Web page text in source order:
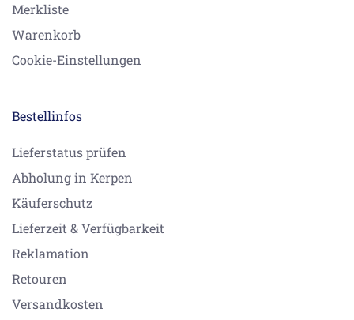
Merkliste
Warenkorb
Cookie-Einstellungen
Bestellinfos
Lieferstatus prüfen
Abholung in Kerpen
Käuferschutz
Lieferzeit & Verfügbarkeit
Reklamation
Retouren
Versandkosten